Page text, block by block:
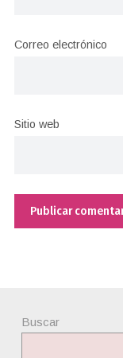
Correo electrónico
Sitio web
Buscar